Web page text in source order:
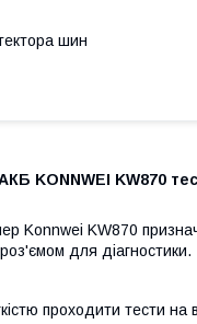
шин
KW870
Konnwei KW870
для діагностики.
проходити тести на